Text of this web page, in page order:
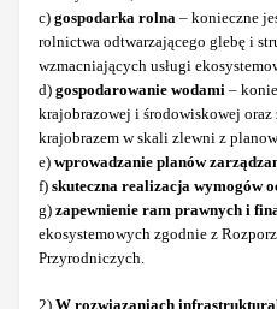
c) gospodarka rolna – konieczne
rolnictwa odtwarzającego glebę i
wzmacniających usługi
d) gospodarowanie wodami –
krajobrazowej i środowiskowej oraz
krajobrazem w skali zlewni z
e) wprowadzanie planów
f) skuteczna realizacja wymogów
g) zapewnienie ram prawnych i
ekosystemowych zgodnie z
Przyrodniczych.
2) W rozwiązaniach